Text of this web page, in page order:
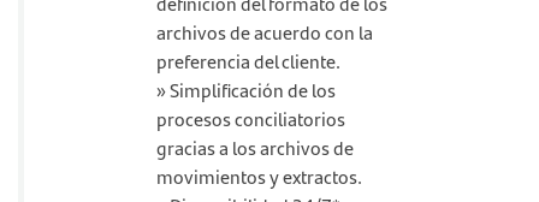
archivos de acuerdo con la
preferencia del cliente.
» Simplificación de los
procesos conciliatorios
gracias a los archivos de
movimientos y extractos.